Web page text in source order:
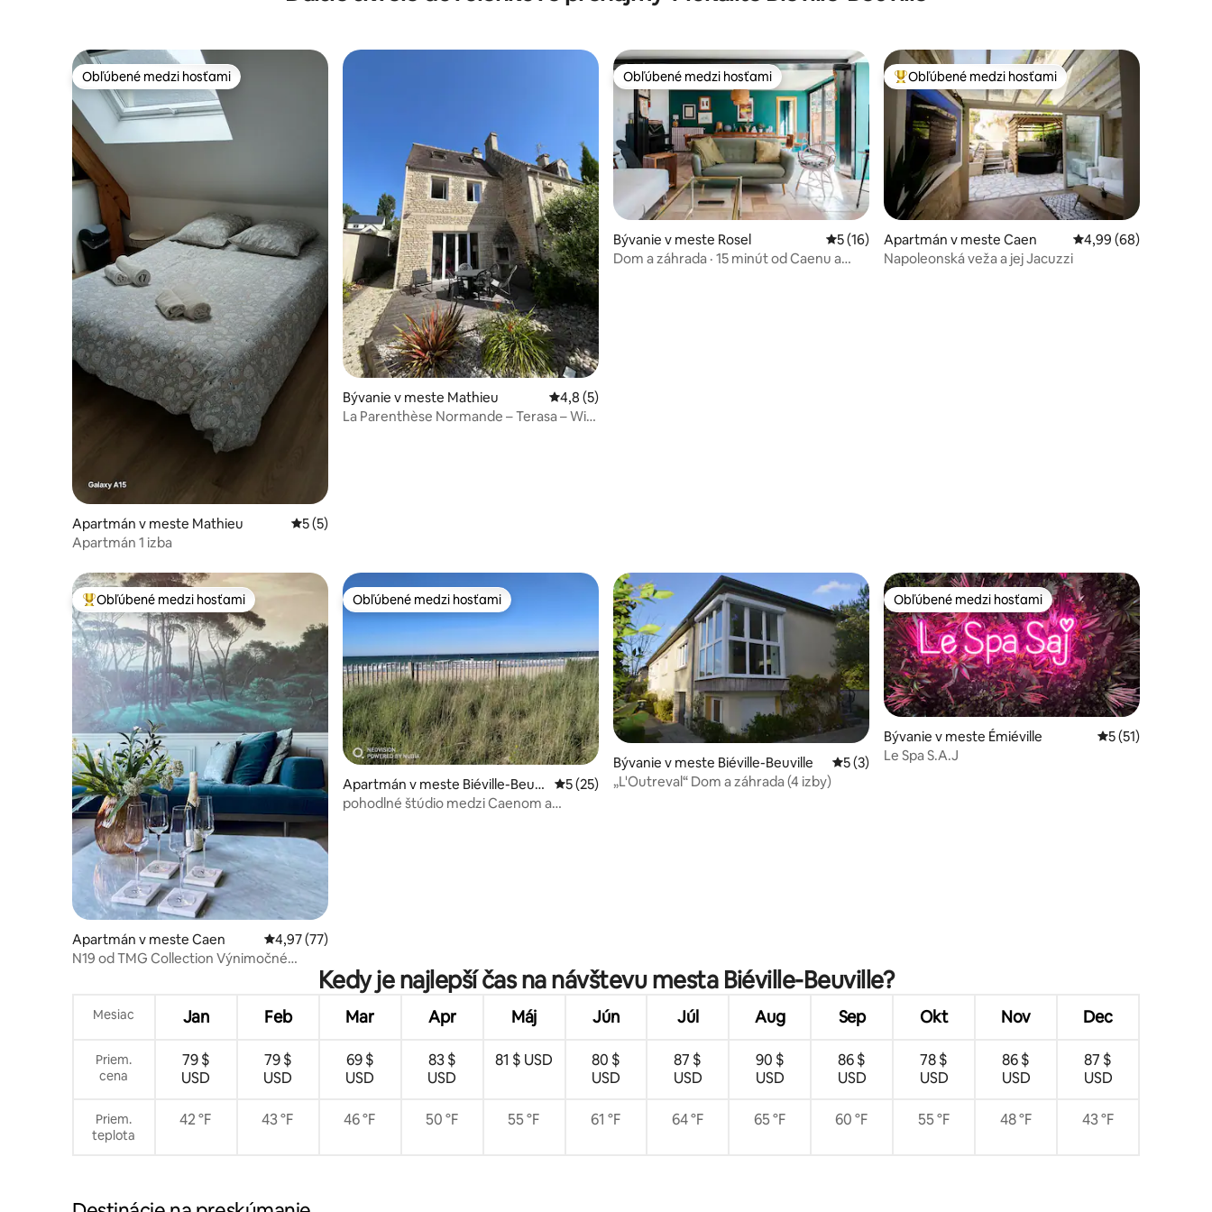
Obľúbené medzi hosťami
Obľúbené medzi hosťami
Apartmán v meste Mathieu Priemerné ohodnotenie 5 z 5, počet hodnotení: 5
5 (5)
Apartmán 1 izba
Bývanie v meste Mathieu Priemerné ohodnotenie 4,8 z 5, počet hodnotení: 5
4,8 (5)
La Parenthèse Normande – Terasa – Wi-
Obľúbené medzi hosťami
Obľúbené medzi hosťami
Bývanie v meste Rosel Priemerné ohodnotenie 5 z 5, počet hodnotení: 16
5 (16)
Dom a záhrada · 15 minút od Caenu a
Najobľúbenejšie medzi hosťami
Obľúbené medzi hosťami
Apartmán v meste Caen Priemerné
4,99 (68)
Napoleonská veža a jej Jacuzzi
Najobľúbenejšie medzi hosťami
Obľúbené medzi hosťami
Apartmán v meste Caen Priemerné ohodnotenie 4,97 z 5, počet hodnotení: 77
4,97 (77)
N19 od TMG Collection Výnimočné
Obľúbené medzi hosťami
Obľúbené medzi hosťami
Apartmán v meste Biéville-Beuvil
le
Priemerné ohodnotenie 5 z 5, počet hodnotení: 25
5 (25)
pohodlné štúdio medzi Caenom a
Bývanie v meste Biéville-Beuville Priemerné ohodnotenie 5 z 5, počet hodnotení: 3
5 (3)
„L'Outreval“ Dom a záhrada (4 izby)
Obľúbené medzi hosťami
Obľúbené medzi hosťami
Bývanie v meste Émiéville Priemerné
5 (51)
Le Spa S.A.J
Kedy je najlepší čas na návštevu mesta Biéville-Beuville?
Mesiac Jan Feb Mar Apr Máj Jún Júl Aug Sep Okt Nov Dec
Priem.
cena
79 $
USD
79 $
USD
69 $
USD
83 $
USD
81 $ USD
80 $
USD
87 $
USD
90 $
USD
86 $
USD
78 $
USD
86 $
USD
87 $
USD
Priem.
teplota
42 °F 43 °F 46 °F 50 °F 55 °F 61 °F 64 °F 65 °F 60 °F 55 °F 48 °F 43 °F